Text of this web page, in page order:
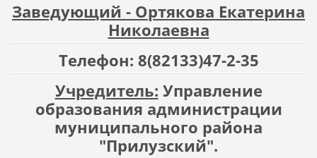
Заведующий - Ортякова Екатерина
Николаевна
Телефон: 8(82133)47-2-35
Учредитель: Управление
образования администрации
муниципального района
"Прилузский".